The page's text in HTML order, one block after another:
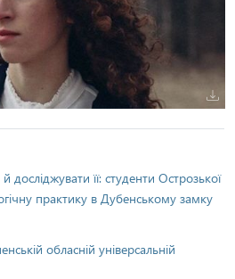
досліджувати її: студенти Острозької
практику в Дубенському замку
обласній універсальній